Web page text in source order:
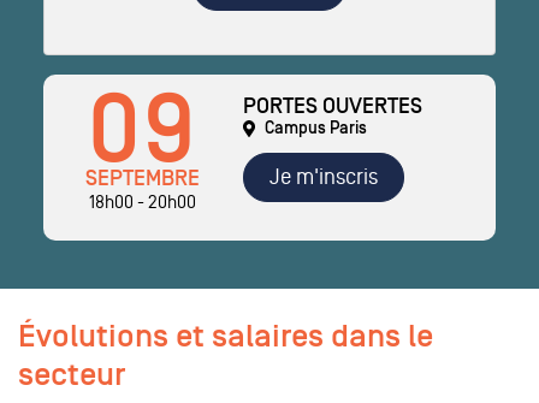
09
SEPTEMBRE
18h00 - 20h00
PORTES OUVERTES
Campus Paris
Je m'inscris
Évolutions et salaires dans le
secteur